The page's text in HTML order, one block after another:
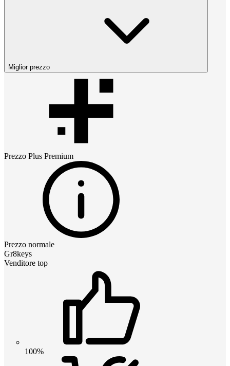
Miglior prezzo
Prezzo Plus Premium
Prezzo normale
Gr8keys
Venditore top
100%